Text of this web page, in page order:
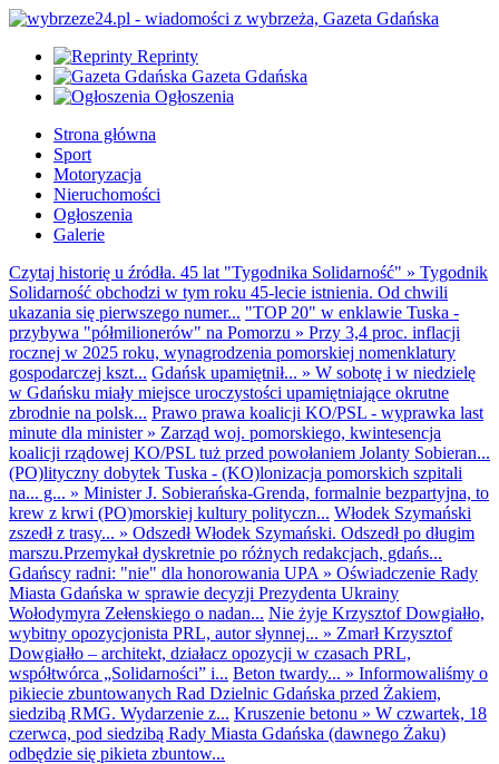
Reprinty
Gazeta Gdańska
Ogłoszenia
Strona główna
Sport
Motoryzacja
Nieruchomości
Ogłoszenia
Galerie
Czytaj historię u źródła. 45 lat "Tygodnika Solidarność" » Tygodnik
Solidarność obchodzi w tym roku 45-lecie istnienia. Od chwili
ukazania się pierwszego numer... "TOP 20" w enklawie Tuska -
przybywa "półmilionerów" na Pomorzu » Przy 3,4 proc. inflacji
rocznej w 2025 roku, wynagrodzenia pomorskiej nomenklatury
gospodarczej kszt... Gdańsk upamiętnił... » W sobotę i w niedzielę
w Gdańsku miały miejsce uroczystości upamiętniające okrutne
zbrodnie na polsk... Prawo prawa koalicji KO/PSL - wyprawka last
minute dla minister» Zarząd woj. pomorskiego, kwintesencja
koalicji rządowej KO/PSL tuż przed powołaniem Jolanty Sobieran...
(PO)lityczny dobytek Tuska - (KO)lonizacja pomorskich szpitali
na... g... » Minister J. Sobierańska-Grenda, formalnie bezpartyjna, to
krew z krwi (PO)morskiej kultury polityczn... Włodek Szymański
zszedł z trasy... » Odszedł Włodek Szymański. Odszedł po długim
marszu.Przemykał dyskretnie po różnych redakcjach, gdańs...
Gdańscy radni: "nie" dla honorowania UPA » Oświadczenie Rady
Miasta Gdańska w sprawie decyzji Prezydenta Ukrainy
Wołodymyra Zełenskiego o nadan... Nie żyje Krzysztof Dowgiałło,
wybitny opozycjonista PRL, autor słynnej... » Zmarł Krzysztof
Dowgiałło – architekt, działacz opozycji w czasach PRL,
współtwórca „Solidarności” i... Beton twardy... » Informowaliśmy o
pikiecie zbuntowanych Rad Dzielnic Gdańska przed Żakiem,
siedzibą RMG. Wydarzenie z... Kruszenie betonu » W czwartek, 18
czerwca, pod siedzibą Rady Miasta Gdańska (dawnego Żaku)
odbędzie się pikieta zbuntow...